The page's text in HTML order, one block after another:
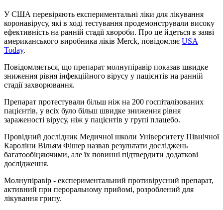
У США перевіряють експериментальні ліки для лікування
коронавірусу, які в ході тестування продемонстрували високу
ефективність на ранній стадії хвороби. Про це йдеться в заяві
американського виробника ліків Merck, повідомляє USA
Today.
Повідомляється, що препарат молнупіравір показав швидке
зниження рівня інфекційного вірусу у пацієнтів на ранній
стадії захворювання.
Препарат протестували більш ніж на 200 госпіталізованих
пацієнтів, у всіх було більш швидке зниження рівня
зараженості вірусу, ніж у пацієнтів у групі плацебо.
Провідний дослідник Медичної школи Університету Північної
Кароліни Вільям Фішер назвав результати досліджень
багатообіцяючими, але їх повинні підтвердити додаткові
дослідження.
Молнупіравір - експериментальний противірусний препарат,
активний при пероральному прийомі, розроблений для
лікування грипу.